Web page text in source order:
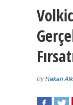
ByHakan